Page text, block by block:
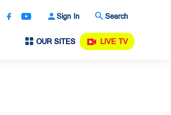
Sign In Search
OUR SITES LIVE TV